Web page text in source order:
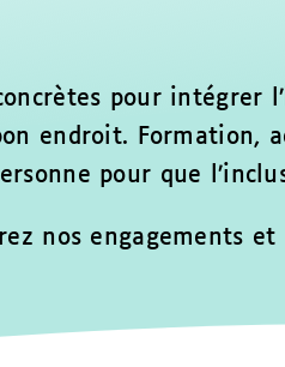
pour intégrer
endroit.
Formation,
pour que
nos